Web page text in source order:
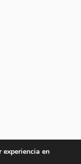
en